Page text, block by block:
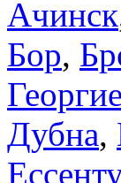
Ачинск
Бор,
Дубна,